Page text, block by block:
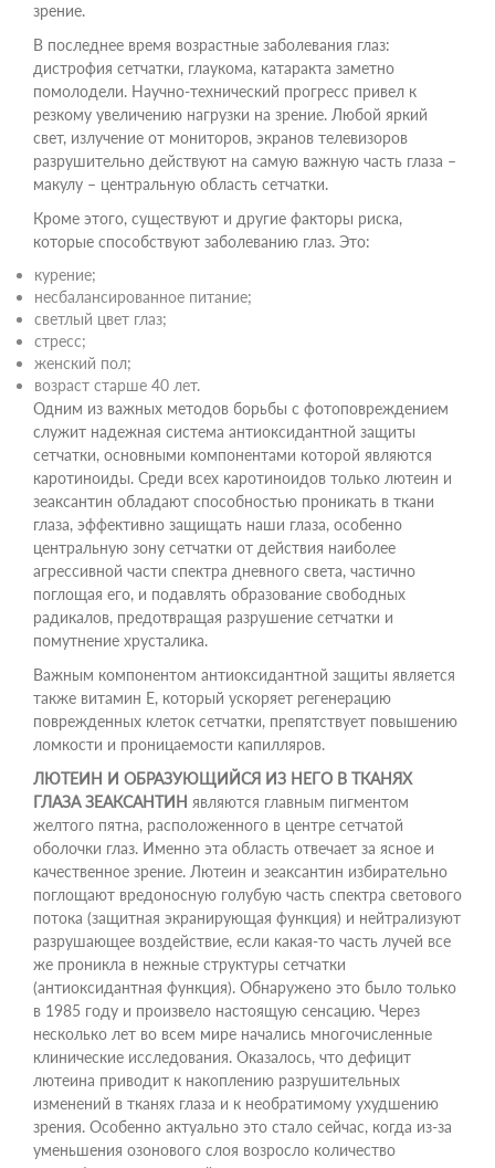
зрение.
В последнее время возрастные заболевания глаз:
дистрофия сетчатки, глаукома, катаракта заметно
помолодели. Научно-технический прогресс привел к
резкому увеличению нагрузки на зрение. Любой яркий
свет, излучение от мониторов, экранов телевизоров
разрушительно действуют на самую важную часть глаза –
макулу – центральную область сетчатки.
Кроме этого, существуют и другие факторы риска,
которые способствуют заболеванию глаз. Это:
курение;
несбалансированное питание;
светлый цвет глаз;
стресс;
женский пол;
возраст старше 40 лет.
Одним из важных методов борьбы с фотоповреждением
служит надежная система антиоксидантной защиты
сетчатки, основными компонентами которой являются
каротиноиды. Среди всех каротиноидов только лютеин и
зеаксантин обладают способностью проникать в ткани
глаза, эффективно защищать наши глаза, особенно
центральную зону сетчатки от действия наиболее
агрессивной части спектра дневного света, частично
поглощая его, и подавлять образование свободных
радикалов, предотвращая разрушение сетчатки и
помутнение хрусталика.
Важным компонентом антиоксидантной защиты является
также витамин Е, который ускоряет регенерацию
поврежденных клеток сетчатки, препятствует повышению
ломкости и проницаемости капилляров.
ЛЮТЕИН И ОБРАЗУЮЩИЙСЯ ИЗ НЕГО В ТКАНЯХ
ГЛАЗА ЗЕАКСАНТИН являются главным пигментом
желтого пятна, расположенного в центре сетчатой
оболочки глаз. Именно эта область отвечает за ясное и
качественное зрение. Лютеин и зеаксантин избирательно
поглощают вредоносную голубую часть спектра светового
потока (защитная экранирующая функция) и нейтрализуют
разрушающее воздействие, если какая-то часть лучей все
же проникла в нежные структуры сетчатки
(антиоксидантная функция). Обнаружено это было только
в 1985 году и произвело настоящую сенсацию. Через
несколько лет во всем мире начались многочисленные
клинические исследования. Оказалось, что дефицит
лютеина приводит к накоплению разрушительных
изменений в тканях глаза и к необратимому ухудшению
зрения. Особенно актуально это стало сейчас, когда из-за
уменьшения озонового слоя возросло количество